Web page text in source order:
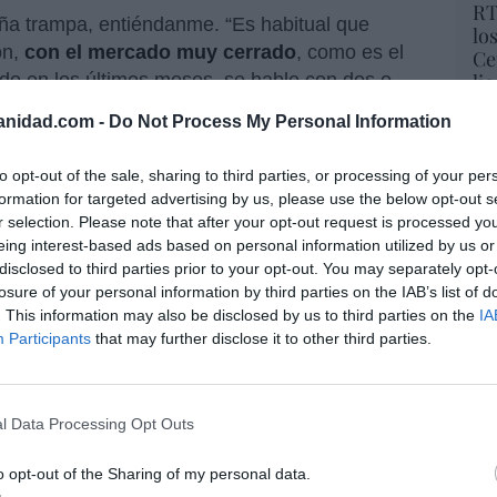
- Do Not Process My Personal Information
opt-out of the sale, sharing to third parties, or processing of your
for targeted advertising by us, please use the below opt-out
selection. Please note that after your opt-out request is processed
interest-based ads based on personal information utilized by us
to third parties prior to your opt-out. You may separately
of your personal information by third parties on the IAB’s list of
This information may also be disclosed by us to third parties on the
Participants that may further disclose it to other third parties.
Data Processing Opt Outs
opt-out of the Sharing of my personal data.
trampa, entiéndanme. “Es habitual que
con el mercado muy cerrado, como es el
en los últimos meses, se hable con dos o
señalan las fuentes consultadas.
de esos inversores que le ha hecho
fondo capital riesgo Apollo(según publica
las salsas, como estamos viendo,y que
al lanzamiento. Ya sabemos lo generoso
a echar un mano.
millones, lo es más la venta del 20% de
Haier Group por 1.671,5 millones, a través
Technology.
había ultimado la operación con Haier en
por un pasivo que a día de hoy se ha vuelto
tu